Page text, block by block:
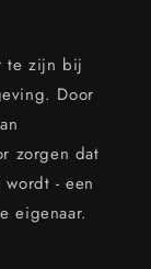
te zijn bij
Door
zorgen dat
- een
eigenaar.